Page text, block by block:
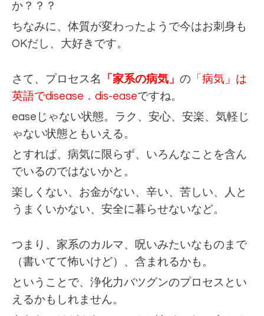
か？？？
ちなみに、体質が変わったようで今はお刺身も
OKだし、大好きです。
さて、プロセス名 「家系の病気」 の 「病気」は
英語でdisease．dis-easeですね。
easeじゃない状態。ラク、安心、安楽、気軽じ
ゃない状態ともいえる。
とすれば、 病気に限らず、いろんなことを含ん
でいるのではないかと。
楽しくない、お金がない、辛い、苦しい、人と
うまくいかない、安全に暮らせないなど。
つまり、家系のカルマ、呪いみたいなものまで
（書いてて怖いけど）、含まれるかも。
ということで、浄化力バツグンのプロセスとい
えるかもしれません。